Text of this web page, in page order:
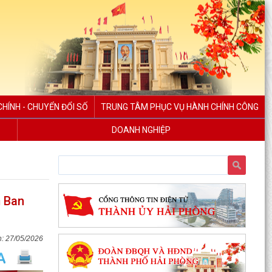
- CHUYỂN ĐỔI SỐ TRUNG TÂM PHỤC VỤ HÀNH CHÍNH CÔNG
DOANH NGHIỆP
27/05/2026
Phường Bắc An Phụ triển khai công tác bồi
thường, hỗ trợ, tái định cư khi Nhà nước thu hồi
để thực...
Bà con nông dân phường Bắc An Phụ thực hiện
phun trừ sâu cuốn lá bảo vệ lúa mùa từ ngày 08
đến...